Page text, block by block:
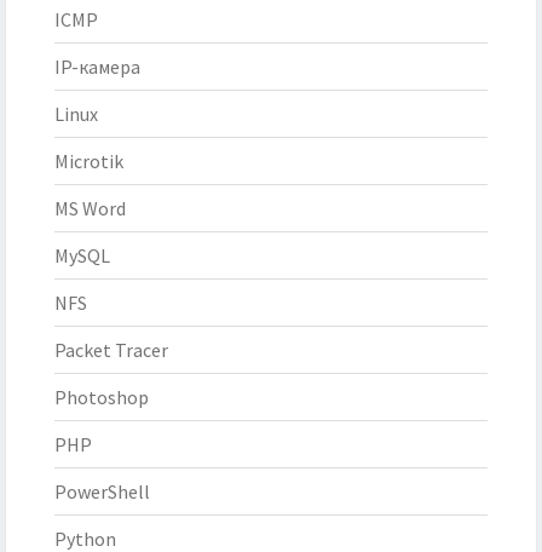
ICMP
IP-камера
Linux
Microtik
MS Word
MySQL
NFS
Packet Tracer
Photoshop
PHP
PowerShell
Python